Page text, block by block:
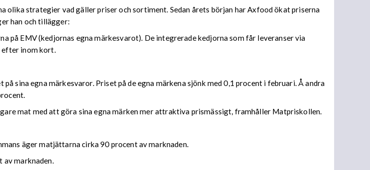
olika strategier vad gäller priser och sortiment. Sedan årets början har Axfood ökat priserna
han och tillägger:
på EMV (kedjornas egna märkesvarot). De integrerade kedjorna som får leveranser via
efter inom kort.
sina egna märkesvaror. Priset på de egna märkena sjönk med 0,1 procent i februari. Å andra
mat med att göra sina egna märken mer attraktiva prismässigt, framhåller Matpriskollen.
äger matjättarna cirka 90 procent av marknaden.
av marknaden.